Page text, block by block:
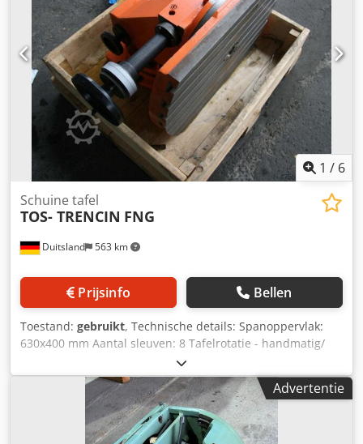
1 / 6
Duitsland 563 km
Schuine tafel
TOS- TRENCIN FNG
Prijsinfo Bellen
Toestand: gebruikt, Technische details: Spanoppervlak:
630x400 mm Aantal sleuven: 8 Tafelrotatie - handmatig/
mechanisch: 360° met de hand Dsdsu Nkrbjpfx Akxswa
Machinegewicht ca.: 175 kg Schuine aanbouwtafel -
machinetafel - machineklemtafel voor freesmachine TOS
bijv. FNG of FNGJ Het frame kan 360° horizontaal worden
gezwenkt via een handwiel. (Schaalverdeling 360°) T-
Advertentie